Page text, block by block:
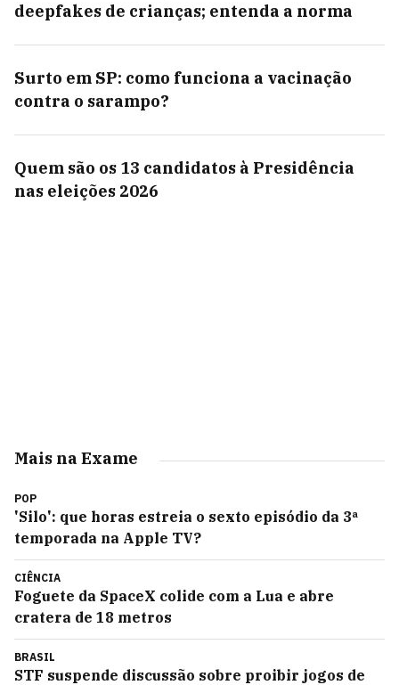
deepfakes de crianças; entenda a norma
Surto em SP: como funciona a vacinação
contra o sarampo?
Quem são os 13 candidatos à Presidência
nas eleições 2026
Mais na Exame
POP
'Silo': que horas estreia o sexto episódio da 3ª
temporada na Apple TV?
CIÊNCIA
Foguete da SpaceX colide com a Lua e abre
cratera de 18 metros
BRASIL
STF suspende discussão sobre proibir jogos de